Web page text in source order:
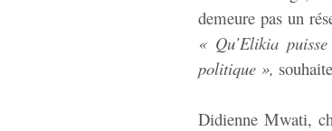
demeure pas un
« Qu’Elikia
politique »,
Didienne Mwati,